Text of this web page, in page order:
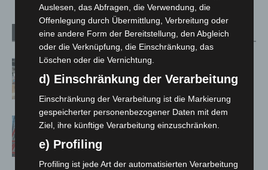
Verwandte Artikel Mehr vom Autor
Kunst trifft Weingenuss: Barbara-
Susann Mehring zeigt ihre Werke im
A2: Zweite Turbobaustelle startet
Bothfeld
Auslesen, das Abfragen, die Verwendung, die
Offenlegung durch Übermittlung, Verbreitung oder
eine andere Form der Bereitstellung, den Abgleich
oder die Verknüpfung, die Einschränkung, das
Löschen oder die Vernichtung.
d) Einschränkung der Verarbeitung
Einschränkung der Verarbeitung ist die Markierung
gespeicherter personenbezogener Daten mit dem
Ziel, ihre künftige Verarbeitung einzuschränken.
e) Profiling
Profiling ist jede Art der automatisierten Verarbeitung